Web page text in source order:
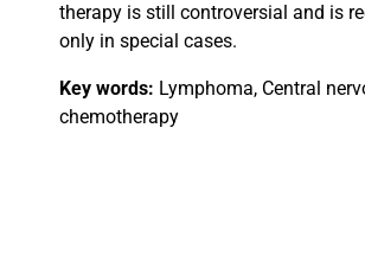
therapy is still controversial and is
only in special cases.
Key words: Lymphoma, Central
chemotherapy